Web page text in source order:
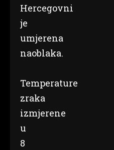
Hercegovni
je
umjerena
naoblaka.
Temperature
zraka
izmjerene
u
8